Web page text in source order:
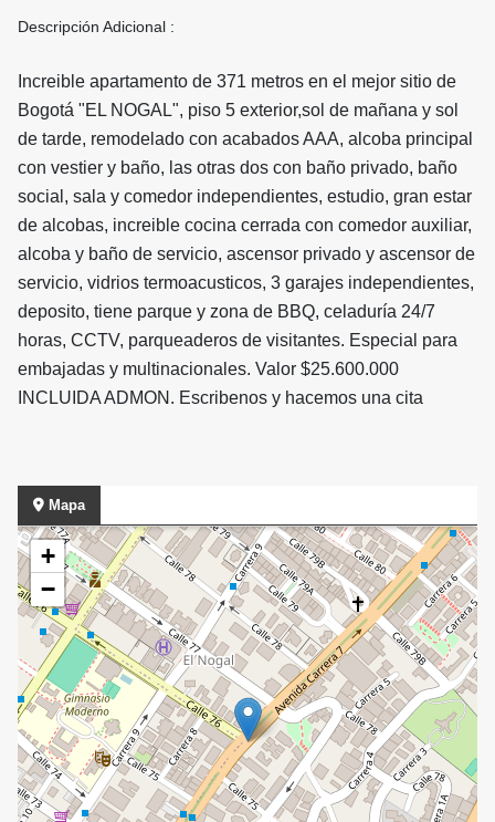
Descripción Adicional :
Increible apartamento de 371 metros en el mejor sitio de
Bogotá "EL NOGAL", piso 5 exterior,sol de mañana y sol
de tarde, remodelado con acabados AAA, alcoba principal
con vestier y baño, las otras dos con baño privado, baño
social, sala y comedor independientes, estudio, gran estar
de alcobas, increible cocina cerrada con comedor auxiliar,
alcoba y baño de servicio, ascensor privado y ascensor de
servicio, vidrios termoacusticos, 3 garajes independientes,
deposito, tiene parque y zona de BBQ, celaduría 24/7
horas, CCTV, parqueaderos de visitantes. Especial para
embajadas y multinacionales. Valor $25.600.000
INCLUIDA ADMON. Escribenos y hacemos una cita
Mapa
+
−